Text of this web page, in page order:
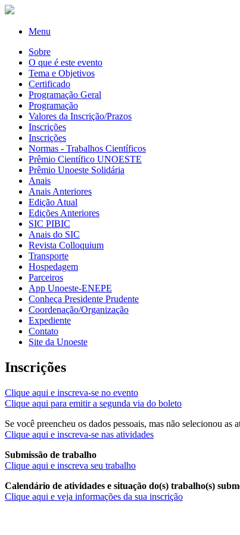
Menu
Sobre
O que é este evento
Tema e Objetivos
Certificado
Programação Geral
Programação
Valores da Inscrição/Prazos
Inscrições
Inscrições
Normas - Trabalhos Científicos
Prêmio Científico UNOESTE
Prêmio Unoeste Solidária
Anais
Anais Anteriores
Edição Atual
Edições Anteriores
SIC PIBIC
Anais do SIC
Revista Colloquium
Transporte
Hospedagem
Parceiros
App Unoeste-ENEPE
Conheça Presidente Prudente
Coordenação/Organização
Expediente
Contato
Site da Unoeste
Inscrições
Clique aqui e inscreva-se no evento
Clique aqui para emitir a segunda via do boleto
Se você preencheu os dados pessoais, mas não selecionou
Clique aqui e inscreva-se nas atividades
Submissão de trabalho
Clique aqui e inscreva seu trabalho
Calendário de atividades e situação do(s) trabalho(s)
Clique aqui e veja informações da sua inscrição